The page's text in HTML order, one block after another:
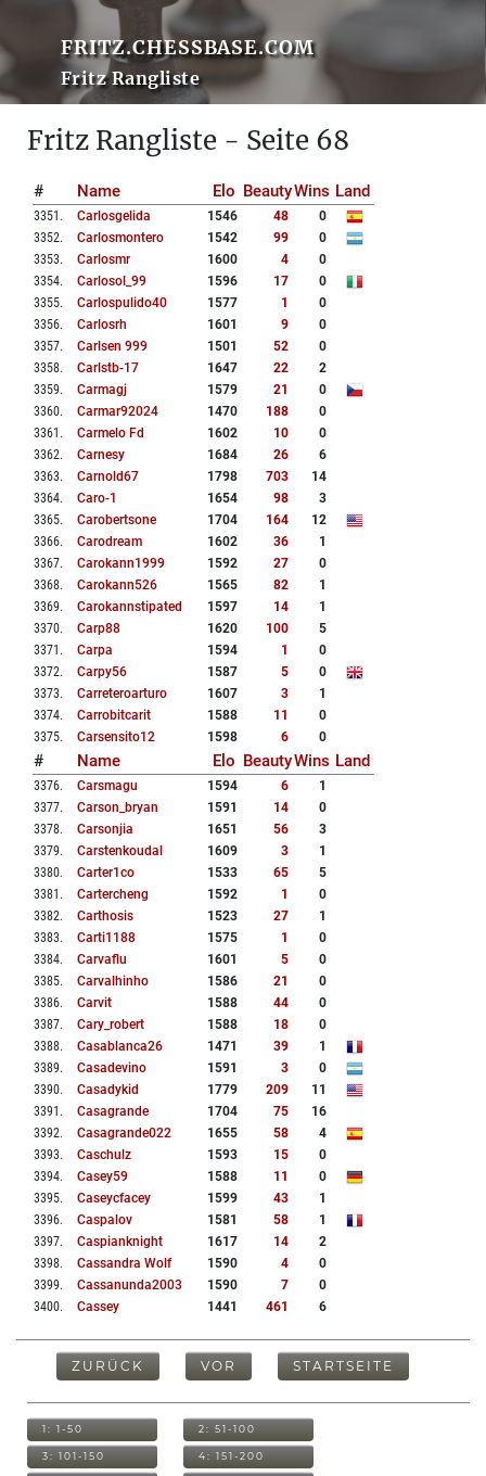
FRITZ.CHESSBASE.COM
Fritz Rangliste
Fritz Rangliste - Seite 68
# Name Elo BeautyWins Land
3351 . Carlosgelida 1546 48
0
3352. Carlosmontero 1542 99
0
3353. Carlosmr 1600 4
0
3354. Carlosol_99 1596 17
0
3355. Carlospulido40 1577 1
0
3356. Carlosrh 1601 9
0
3357. Carlsen 999 1501 52
0
3358. Carlstb-17 1647 22
2
3359. Carmagj 1579 21
0
3360. Carmar92024 1470 188
0
3361 . Carmelo Fd 1602 10
0
3362. Carnesy 1684 26
6
3363. Carnold67 1798 703
14
3364. Caro-1 1654 98
3
3365. Carobertsone 1704 164
12
3366. Carodream 1602 36
1
3367. Carokann1999 1592 27
0
3368. Carokann526 1565 82
1
3369. Carokannstipated 1597 14
1
3370. Carp88 1620 100
5
3371 . Carpa 1594 1
0
3372. Carpy56 1587 5
0
3373. Carreteroarturo 1607 3
1
3374. Carrobitcarit 1588 11
0
3375. Carsensito12 1598 6 0
# Name Elo BeautyWins Land
3376. Carsmagu 1594 6
1
3377. Carson_bryan 1591 14
0
3378. Carsonjia 1651 56
3
3379. Carstenkoudal 1609 3
1
3380. Carter1co 1533 65
5
3381 . Cartercheng 1592 1
0
3382. Carthosis 1523 27
1
3383. Carti1188 1575 1
0
3384. Carvaflu 1601 5
0
3385. Carvalhinho 1586 21
0
3386. Carvit 1588 44
0
3387. Cary_robert 1588 18
0
3388. Casablanca26 1471 39
1
3389. Casadevino 1591 3
0
3390. Casadykid 1779 209
11
3391 . Casagrande 1704 75
16
3392. Casagrande022 1655 58
4
3393. Caschulz 1593 15
0
3394. Casey59 1588 11
0
3395. Caseycfacey 1599 43
1
3396. Caspalov 1581 58
1
3397. Caspianknight 1617 14
2
3398. Cassandra Wolf 1590 4
0
3399. Cassanunda2003 1590 7
0
3400. Cassey 1441 461 6
ZURÜCK VOR STARTSEITE
1: 1-50 2: 51-100
3: 101-150 4: 151-200